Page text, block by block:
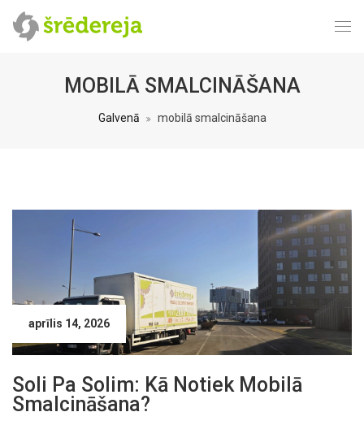
MOBILĀ SMALCINĀŠANA
Galvenā mobilā smalcināšana
aprīlis 14, 2026
Soli Pa Solim: Kā Notiek Mobilā
Smalcināšana?